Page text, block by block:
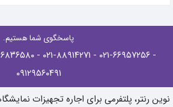
پاسخگوی شما هستیم.
- ۰۲۱-۶۶۹۵۷۲۵۶ - ۰۲۱-۸۸۹۱۴۲۷۱ - ۰۲۱-۶۶۸۳۶۵۸۰
۰۹۱۲۹۵۶۰۴۹۱
نوین رنتر، پلتفرمی برای اجاره تجهیزات